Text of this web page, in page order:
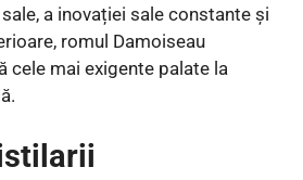
a inovației sale constante și
romul Damoiseau
cele mai exigente palate la